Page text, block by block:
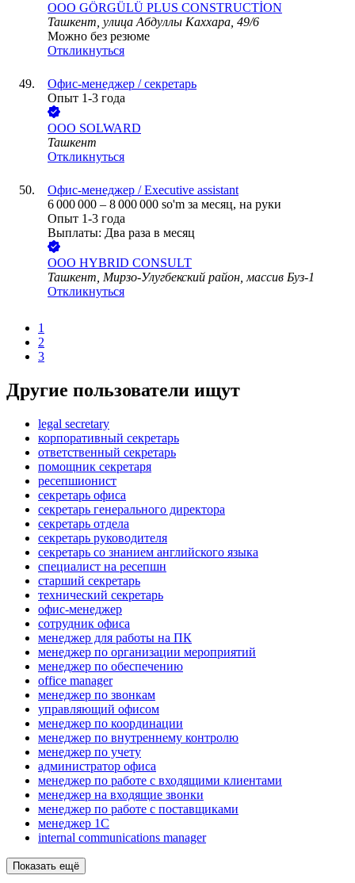
ООО GÖRGÜLÜ PLUS CONSTRUCTİON
Ташкент, улица Абдуллы Каххара, 49/6
Можно без резюме
Откликнуться
Офис-менеджер / секретарь
Опыт 1-3 года
ООО SOLWARD
Ташкент
Откликнуться
Офис-менеджер / Executive assistant
6 000 000 – 8 000 000 so'm за месяц, на руки
Опыт 1-3 года
Выплаты: Два раза в месяц
ООО HYBRID CONSULT
Ташкент, Мирзо-Улугбекский район, массив Буз-1
Откликнуться
1
2
3
Другие пользователи ищут
legal secretary
корпоративный секретарь
ответственный секретарь
помощник секретаря
ресепшионист
секретарь офиса
секретарь генерального директора
секретарь отдела
секретарь руководителя
секретарь со знанием английского языка
специалист на ресепшн
старший секретарь
технический секретарь
офис-менеджер
сотрудник офиса
менеджер для работы на ПК
менеджер по организации мероприятий
менеджер по обеспечению
office manager
менеджер по звонкам
управляющий офисом
менеджер по координации
менеджер по внутреннему контролю
менеджер по учету
администратор офиса
менеджер по работе с входящими клиентами
менеджер на входящие звонки
менеджер по работе с поставщиками
менеджер 1С
internal communications manager
Показать ещё